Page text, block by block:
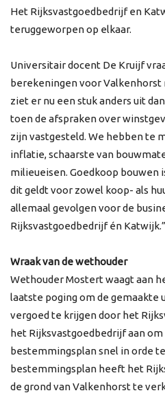
Het Rijksvastgoedbedrijf en
teruggeworpen op elkaar.
Universitair docent De Kruijf
berekeningen voor Valkenhorst
ziet er nu een stuk anders uit
toen de afspraken over
zijn vastgesteld. We hebben te
inflatie, schaarste van
milieueisen. Goedkoop bouwen
dit geldt voor zowel koop- als
allemaal gevolgen voor de
Rijksvastgoedbedrijf én Katwijk.”
Wraak van de wethouder
Wethouder Mostert waagt aan
laatste poging om de gemaakte
vergoed te krijgen door het
het Rijksvastgoedbedrijf aan
bestemmingsplan snel in orde
bestemmingsplan heeft het
de grond van Valkenhorst te